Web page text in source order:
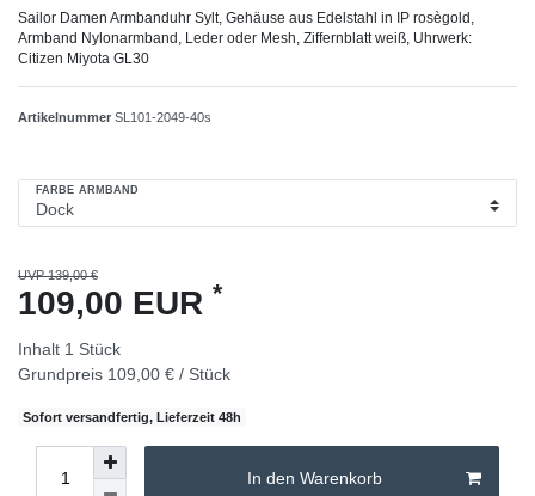
Sailor Damen Armbanduhr Sylt, Gehäuse aus Edelstahl in IP rosègold,
Armband Nylonarmband, Leder oder Mesh, Ziffernblatt weiß, Uhrwerk:
Citizen Miyota GL30
Artikelnummer SL101-2049-40s
FARBE ARMBAND
UVP 139,00 €
109,00 EUR *
Inhalt 1 Stück
Grundpreis 109,00 € / Stück
Sofort versandfertig, Lieferzeit 48h
In den Warenkorb